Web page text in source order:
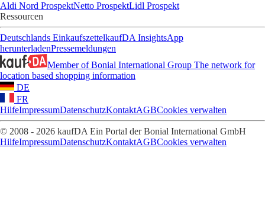
Aldi Nord ProspektNetto ProspektLidl Prospekt
Ressourcen
Deutschlands EinkaufszettelkaufDA InsightsApp
herunterladenPressemeldungen
Member of Bonial International Group The network for
location based shopping information
DE
FR
HilfeImpressumDatenschutzKontaktAGBCookies verwalten
© 2008 - 2026 kaufDA Ein Portal der Bonial International GmbH
HilfeImpressumDatenschutzKontaktAGBCookies verwalten